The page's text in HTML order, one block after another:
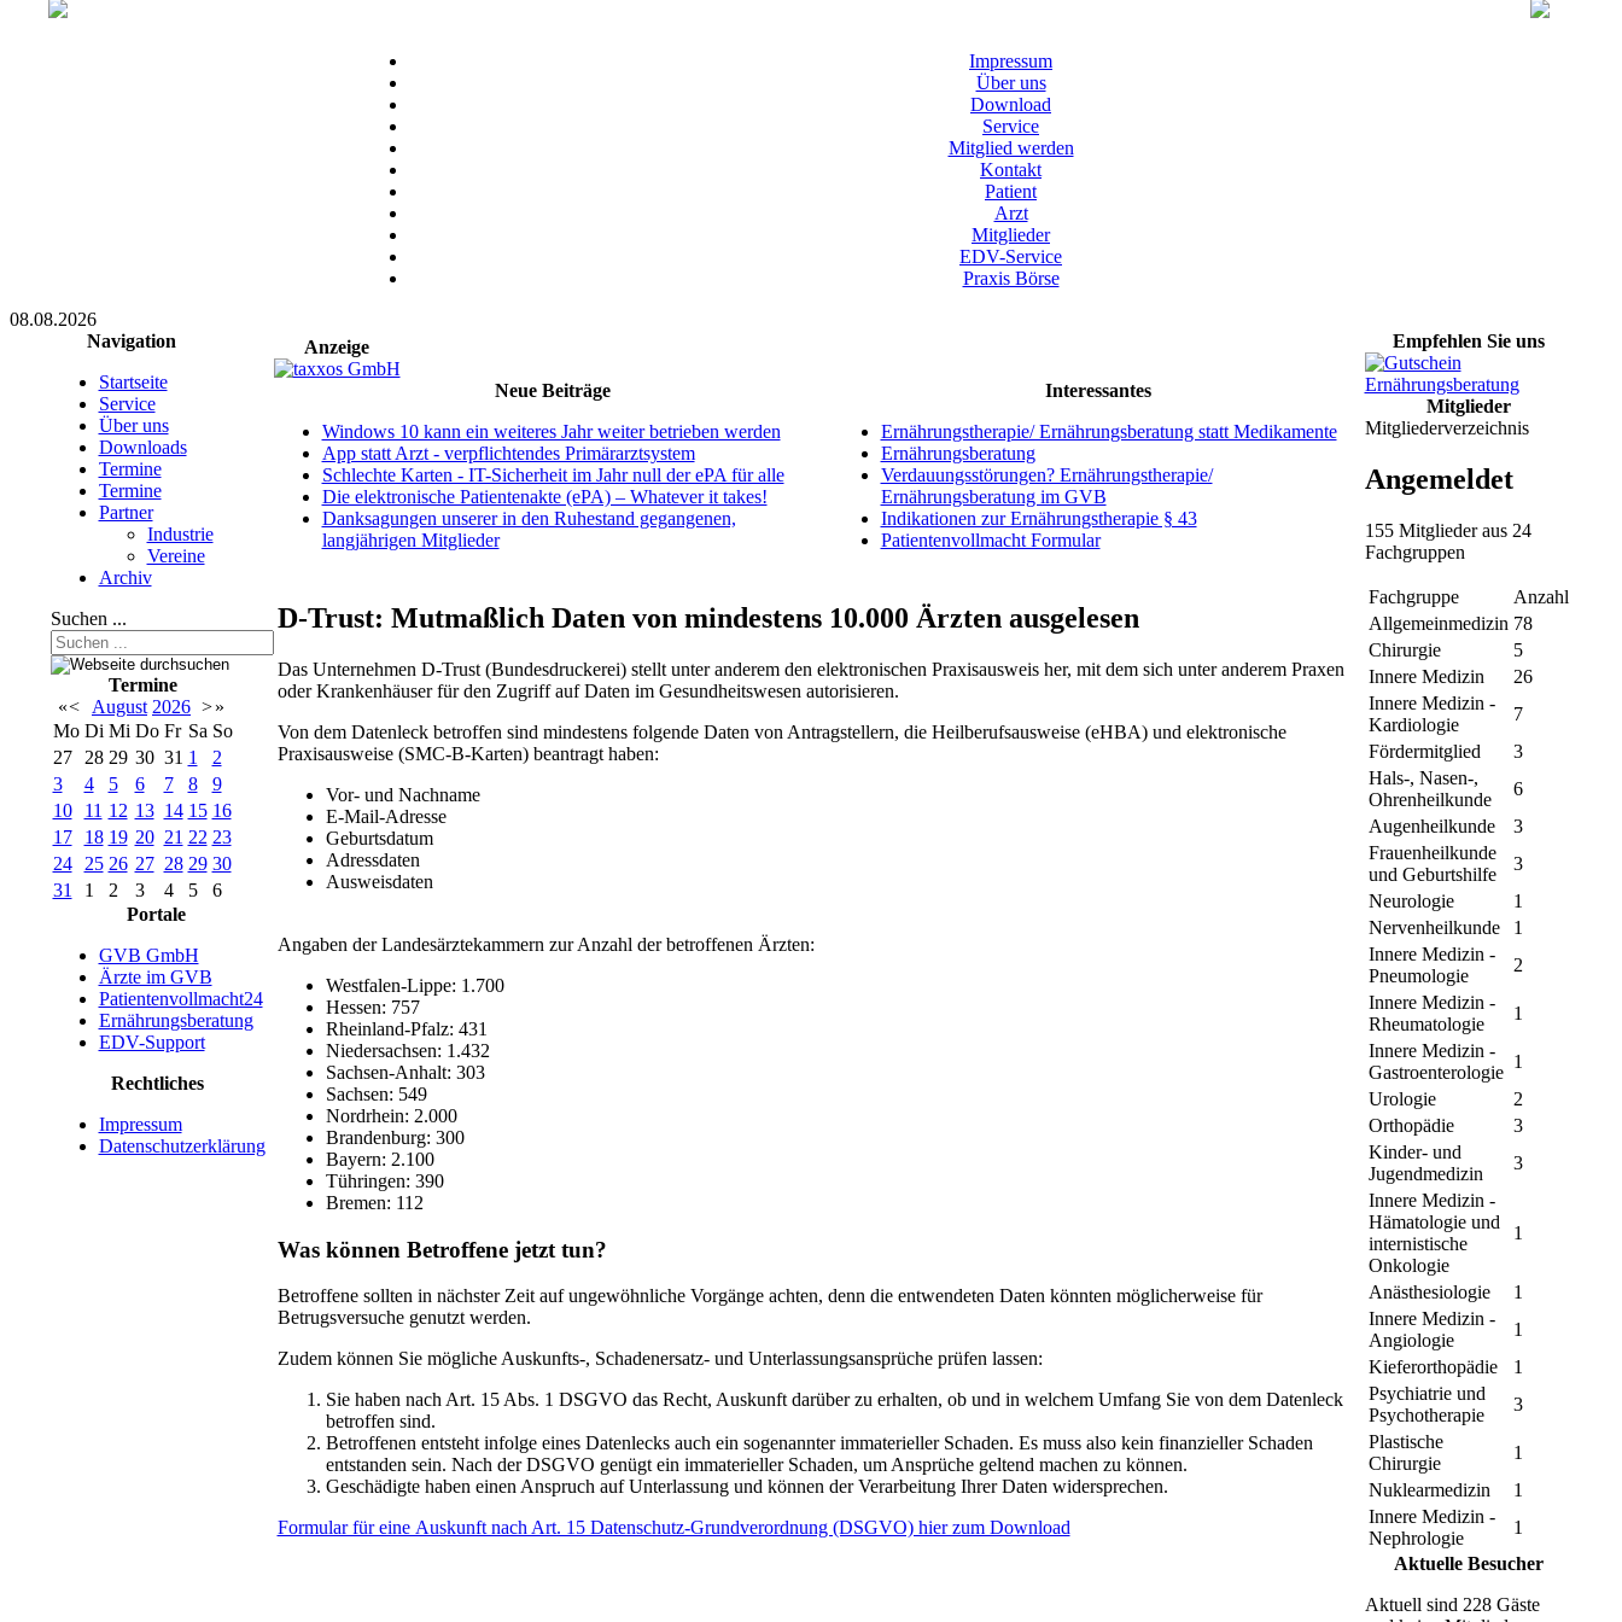
Impressum
Über uns
Download
Service
Mitglied werden
Kontakt
Patient
Arzt
Mitglieder
EDV-Service
Praxis Börse
08.08.2026
Navigation
Startseite
Service
Über uns
Downloads
Termine
Termine
Partner
Industrie
Vereine
Archiv
Suchen ...
Termine
«< August 2026 >»
Mo Di Mi Do Fr Sa So
27
28 29 30 31 1
2
3
4 5 6 7 8
9
10
11 12 13 14 15 16
17
18 19 20 21 22 23
24
25 26 27 28 29 30
31
1 2 3 4 5
6
Portale
GVB GmbH
Ärzte im GVB
Patientenvollmacht24
Ernährungsberatung
EDV-Support
Rechtliches
Impressum
Datenschutzerklärung
Anzeige
Neue Beiträge
Windows 10 kann ein weiteres Jahr weiter betrieben werden
App statt Arzt - verpflichtendes Primärarztsystem
Schlechte Karten - IT-Sicherheit im Jahr null der ePA für alle
Die elektronische Patientenakte (ePA) – Whatever it takes!
Danksagungen unserer in den Ruhestand gegangenen,
langjährigen Mitglieder
Interessantes
Ernährungstherapie/ Ernährungsberatung statt Medikamente
Ernährungsberatung
Verdauungsstörungen? Ernährungstherapie/
Ernährungsberatung im GVB
Indikationen zur Ernährungstherapie § 43
Patientenvollmacht Formular
D-Trust: Mutmaßlich Daten von mindestens 10.000 Ärzten ausgelesen
Das Unternehmen D-Trust (Bundesdruckerei) stellt unter anderem den elektronischen Praxisausweis her, mit dem sich unter anderem Praxen
oder Krankenhäuser für den Zugriff auf Daten im Gesundheitswesen autorisieren.
Von dem Datenleck betroffen sind mindestens folgende Daten von Antragstellern, die Heilberufsausweise (eHBA) und elektronische
Praxisausweise (SMC-B-Karten) beantragt haben:
Vor- und Nachname
E-Mail-Adresse
Geburtsdatum
Adressdaten
Ausweisdaten
Angaben der Landesärztekammern zur Anzahl der betroffenen Ärzten:
Westfalen-Lippe: 1.700
Hessen: 757
Rheinland-Pfalz: 431
Niedersachsen: 1.432
Sachsen-Anhalt: 303
Sachsen: 549
Nordrhein: 2.000
Brandenburg: 300
Bayern: 2.100
Tühringen: 390
Bremen: 112
Was können Betroffene jetzt tun?
Betroffene sollten in nächster Zeit auf ungewöhnliche Vorgänge achten, denn die entwendeten Daten könnten möglicherweise für
Betrugsversuche genutzt werden.
Zudem können Sie mögliche Auskunfts-, Schadenersatz- und Unterlassungsansprüche prüfen lassen:
Sie haben nach Art. 15 Abs. 1 DSGVO das Recht, Auskunft darüber zu erhalten, ob und in welchem Umfang Sie von dem Datenleck
betroffen sind.
Betroffenen entsteht infolge eines Datenlecks auch ein sogenannter immaterieller Schaden. Es muss also kein finanzieller Schaden
entstanden sein. Nach der DSGVO genügt ein immaterieller Schaden, um Ansprüche geltend machen zu können.
Geschädigte haben einen Anspruch auf Unterlassung und können der Verarbeitung Ihrer Daten widersprechen.
Formular für eine Auskunft nach Art. 15 Datenschutz-Grundverordnung (DSGVO) hier zum Download
Empfehlen Sie uns
Mitglieder
Mitgliederverzeichnis
Angemeldet
155 Mitglieder aus 24
Fachgruppen
Fachgruppe
Anzahl
Allgemeinmedizin 78
Chirurgie
5
Innere Medizin
26
Innere Medizin -
Kardiologie
7
Fördermitglied
3
Hals-, Nasen-,
Ohrenheilkunde
6
Augenheilkunde
3
Frauenheilkunde
und Geburtshilfe
3
Neurologie
1
Nervenheilkunde
1
Innere Medizin -
Pneumologie
2
Innere Medizin -
Rheumatologie
1
Innere Medizin -
Gastroenterologie
1
Urologie
2
Orthopädie
3
Kinder- und
Jugendmedizin
3
Innere Medizin -
Hämatologie und
internistische
Onkologie
1
Anästhesiologie
1
Innere Medizin -
Angiologie
1
Kieferorthopädie
1
Psychiatrie und
Psychotherapie
3
Plastische
Chirurgie
1
Nuklearmedizin
1
Innere Medizin -
Nephrologie
1
Aktuelle Besucher
Aktuell sind 228 Gäste